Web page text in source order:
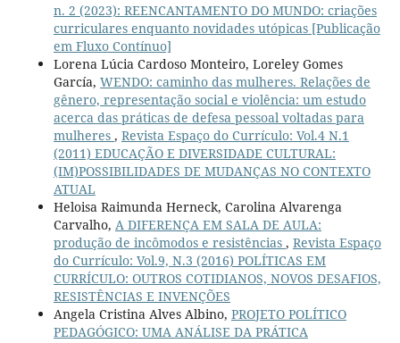
n. 2 (2023): REENCANTAMENTO DO MUNDO: criações
curriculares enquanto novidades utópicas [Publicação
em Fluxo Contínuo]
Lorena Lúcia Cardoso Monteiro, Loreley Gomes
García, WENDO: caminho das mulheres. Relações de
gênero, representação social e violência: um estudo
acerca das práticas de defesa pessoal voltadas para
mulheres , Revista Espaço do Currículo: Vol.4 N.1
(2011) EDUCAÇÃO E DIVERSIDADE CULTURAL:
(IM)POSSIBILIDADES DE MUDANÇAS NO CONTEXTO
ATUAL
Heloisa Raimunda Herneck, Carolina Alvarenga
Carvalho, A DIFERENÇA EM SALA DE AULA:
produção de incômodos e resistências , Revista Espaço
do Currículo: Vol.9, N.3 (2016) POLÍTICAS EM
CURRÍCULO: OUTROS COTIDIANOS, NOVOS DESAFIOS,
RESISTÊNCIAS E INVENÇÕES
Angela Cristina Alves Albino, PROJETO POLÍTICO
PEDAGÓGICO: UMA ANÁLISE DA PRÁTICA